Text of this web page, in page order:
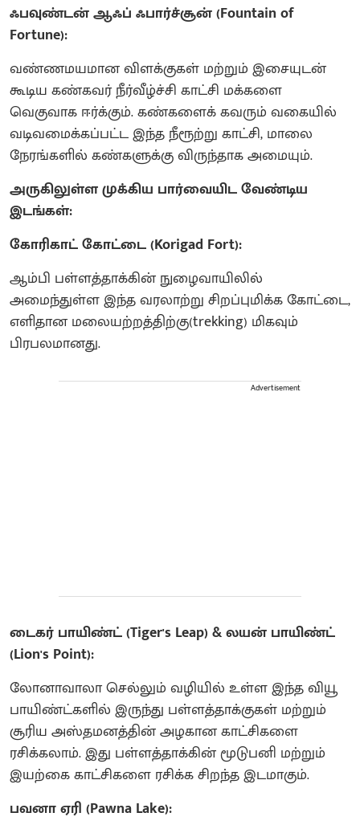
ஃபவுண்டன் ஆஃப் ஃபார்ச்சூன் (Fountain of
Fortune):
வண்ணமயமான விளக்குகள் மற்றும் இசையுடன்
கூடிய கண்கவர் நீர்வீழ்ச்சி காட்சி மக்களை
வெகுவாக ஈர்க்கும். கண்களைக் கவரும் வகையில்
வடிவமைக்கப்பட்ட இந்த நீரூற்று காட்சி, மாலை
நேரங்களில் கண்களுக்கு விருந்தாக அமையும்.
அருகிலுள்ள முக்கிய பார்வையிட வேண்டிய
இடங்கள்:
கோரிகாட் கோட்டை (Korigad Fort):
ஆம்பி பள்ளத்தாக்கின் நுழைவாயிலில்
அமைந்துள்ள இந்த வரலாற்று சிறப்புமிக்க கோட்டை,
எளிதான மலையற்றத்திற்கு(trekking) மிகவும்
பிரபலமானது.
Advertisement
டைகர் பாயிண்ட் (Tiger's Leap) & லயன் பாயிண்ட்
(Lion's Point):
லோனாவாலா செல்லும் வழியில் உள்ள இந்த வியூ
பாயிண்ட்களில் இருந்து பள்ளத்தாக்குகள் மற்றும்
சூரிய அஸ்தமனத்தின் அழகான காட்சிகளை
ரசிக்கலாம். இது பள்ளத்தாக்கின் மூடுபனி மற்றும்
இயற்கை காட்சிகளை ரசிக்க சிறந்த இடமாகும்.
பவனா ஏரி (Pawna Lake):